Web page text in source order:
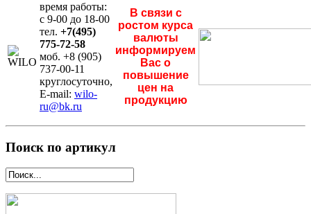
время работы:
с 9-00 до 18-00
тел. +7(495)
775-72-58
моб. +8 (905)
737-00-11
круглосуточно,
E-mail: wilo-
ru@bk.ru
В связи с
ростом курса
валюты
информируем
Вас о
повышение
цен на
продукцию
Поиск по артикул